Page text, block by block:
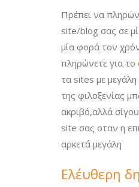
Πρέπει να
site/blog σας σε
μία φορά τον
πληρώνετε για το
τα sites με μεγάλη
της φιλοξενίας
ακριβό,αλλά
site σας οταν η
αρκετά μεγάλη
Ελέυθερη